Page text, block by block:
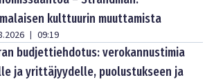
kulttuurin muuttamista
| 09:19
budjettiehdotus: verokannustimia
ja yrittäjyydelle, puolustukseen ja